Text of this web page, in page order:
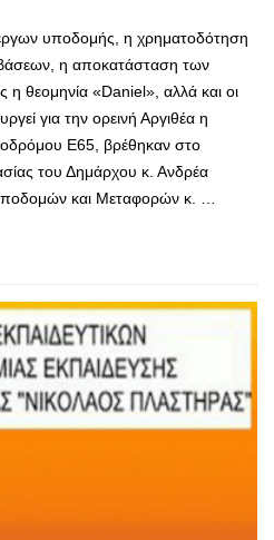
υποδομής, η χρηματοδότηση
η αποκατάσταση των
θεομηνία «Daniel», αλλά και οι
για την ορεινή Αργιθέα η
Ε65, βρέθηκαν στο
του Δημάρχου κ. Ανδρέα
και Μεταφορών κ. …